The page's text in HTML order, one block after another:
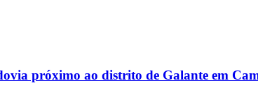
próximo ao distrito de Galante em